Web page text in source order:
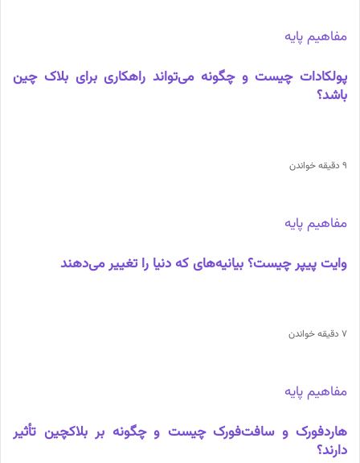
مفاهیم پایه
پولکادات چیست و چگونه می‌تواند راهکاری برای بلاک چین
باشد؟
9 دقیقه خواندن
مفاهیم پایه
وایت پیپر چیست؟ بیانیه‌های که دنیا را تغییر می‌دهند
7 دقیقه خواندن
مفاهیم پایه
هاردفورک و سافت‌فورک چیست و چگونه بر بلاکچین تأثیر
دارند؟